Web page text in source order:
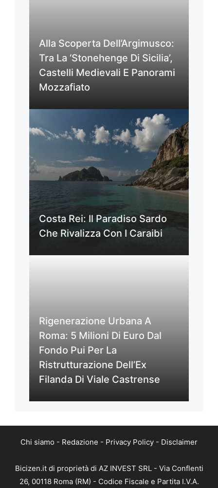
Alla Scoperta Dell’Argimusco:
Tra La ‘Stonehenge Di Sicilia’,
Castelli Medievali E Panorami
Mozzafiato
Costa Rei: Il Paradiso Sardo
Che Rivalizza Con I Caraibi
Rigenerazione Urbana A
Roma: 5 Milioni Di Euro Dal
Fondo Pui Per La
Ristrutturazione Dell’Ex
Filanda Di Viale Castrense
Chi siamo - Redazione - Privacy Policy - Disclaimer
Bicizen.it di proprietà di AZ INVEST SRL - Via Conflenti
26, 00118 Roma (RM) - Codice Fiscale e Partita I.V.A.